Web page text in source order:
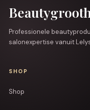
Professionele
salonexpertise vanuit
SHOP
Shop